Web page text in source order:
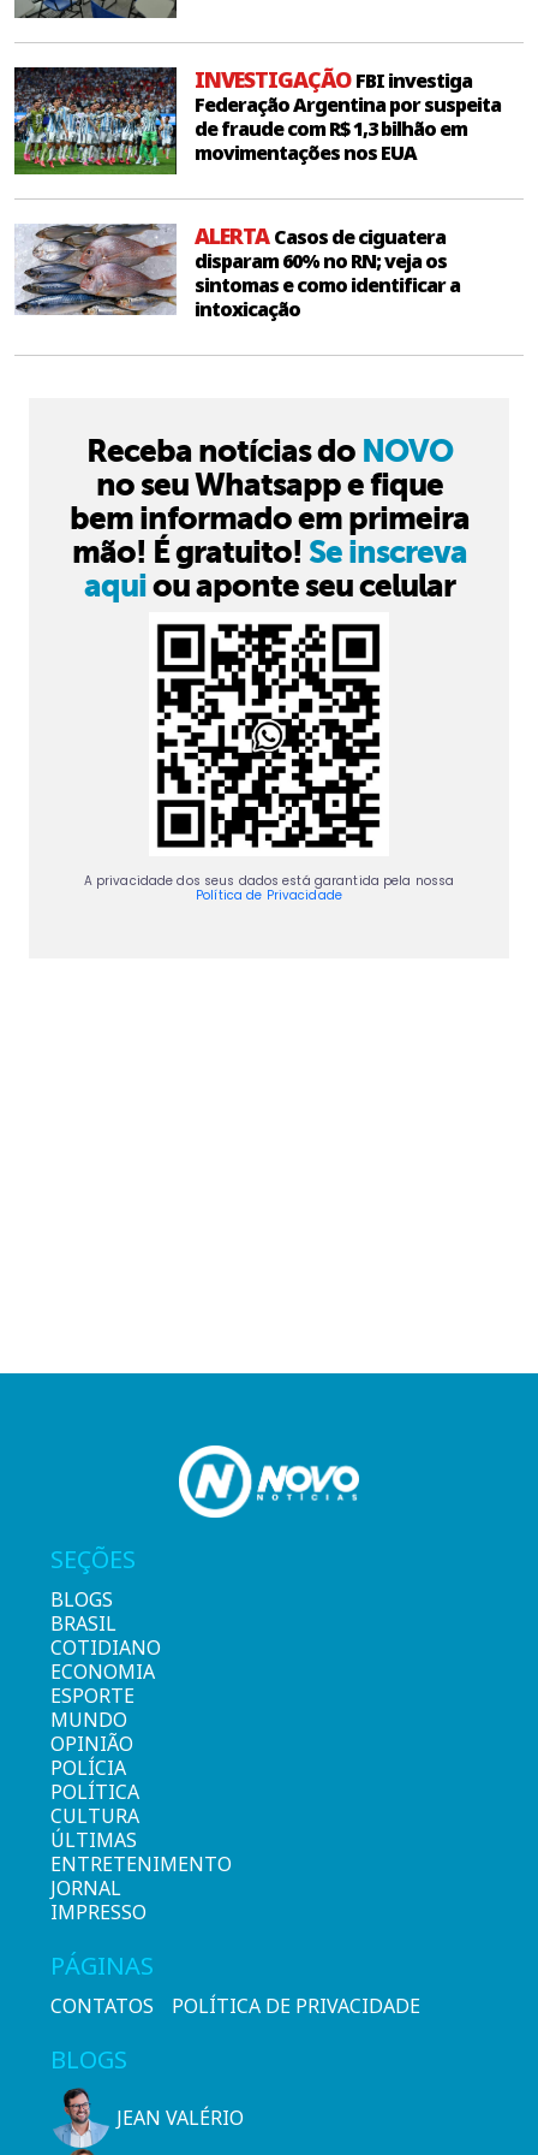
INVESTIGAÇÃOFBI investiga
Federação Argentina por suspeita
de fraude com R$ 1,3 bilhão em
movimentações nos EUA
ALERTACasos de ciguatera
disparam 60% no RN; veja os
sintomas e como identificar a
intoxicação
Receba notícias do NOVO
no seu Whatsapp e fique
bem informado em primeira
mão! É gratuito! Se inscreva
aquiou aponte seu celular
A privacidade dos seus dados está garantida pela nossa
Política de Privacidade
SEÇÕES
BLOGS
BRASIL
COTIDIANO
ECONOMIA
ESPORTE
MUNDO
OPINIÃO
POLÍCIA
POLÍTICA
CULTURA
ÚLTIMAS
ENTRETENIMENTO
JORNAL
IMPRESSO
PÁGINAS
CONTATOS POLÍTICA DE PRIVACIDADE
BLOGS
JEAN VALÉRIO